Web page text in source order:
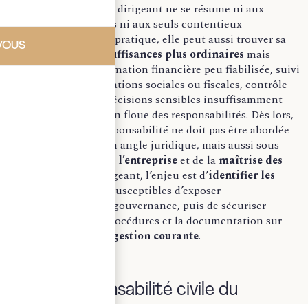
La responsabilité du dirigeant ne se résume ni aux
fraudes caractérisées ni aux seuls contentieux
“exceptionnels”. En pratique, elle peut aussi trouver sa
source dans des
insuffisances plus ordinaires mais
structurantes : information financière peu fiabilisée, suivi
incomplet des obligations sociales ou fiscales, contrôle
interne défaillant, décisions sensibles insuffisamment
tracées ou répartition floue des responsabilités. Dès lors,
la question de la responsabilité ne doit pas être abordée
uniquement sous un angle juridique, mais aussi sous
pilotage de l’entrepriseet de la maîtrise des
. Pour le dirigeant, l’enjeu est d’identifier les
susceptibles d’exposer
personnellement la gouvernance, puis de sécuriser
l’organisation, les procédures et la documentation sur
gestion courante.
I- Une responsabilité civile du